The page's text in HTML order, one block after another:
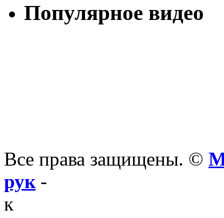
Популярное видео
Все права защищены. ©
рук-
к